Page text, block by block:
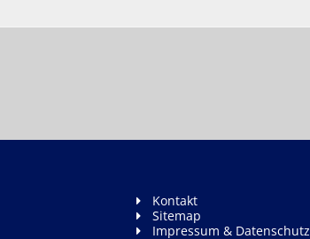
Kontakt
Sitemap
Impressum & Datenschutz